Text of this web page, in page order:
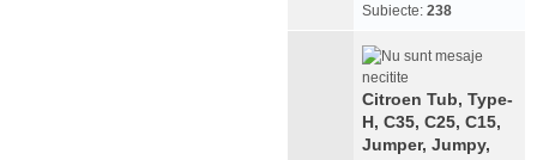
Subiecte: 238
Citroen Tub, Type-
H, C35, C25, C15,
Jumper, Jumpy,